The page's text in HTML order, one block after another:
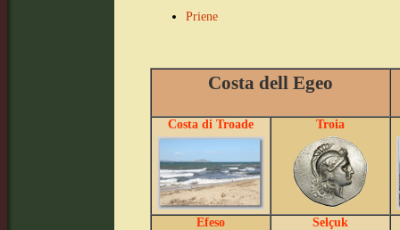
Priene
Costa dell Egeo
Costa di Troade Troia
Efeso Selçuk